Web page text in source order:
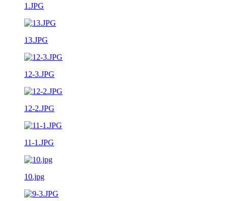
1.JPG
13.JPG
12-3.JPG
12-2.JPG
11-1.JPG
10.jpg